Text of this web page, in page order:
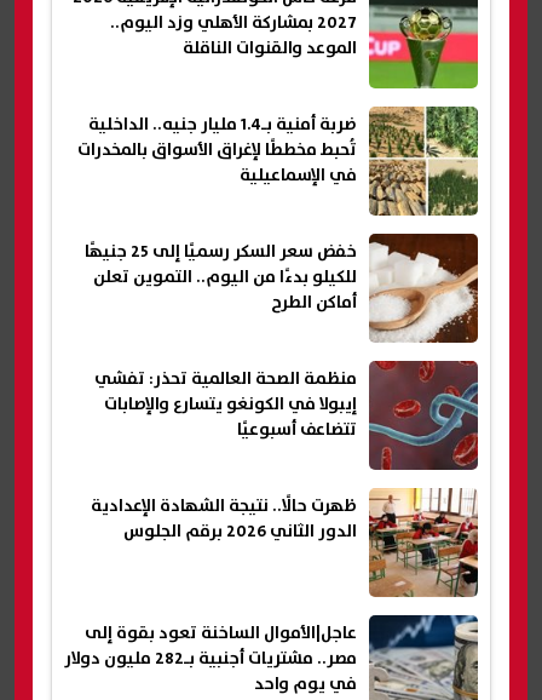
2027 بمشاركة الأهلي وزد اليوم..
الموعد والقنوات الناقلة
ضربة أمنية بـ1.4 مليار جنيه.. الداخلية
تُحبط مخططًا لإغراق الأسواق بالمخدرات
في الإسماعيلية
خفض سعر السكر رسميًا إلى 25 جنيهًا
للكيلو بدءًا من اليوم.. التموين تعلن
أماكن الطرح
منظمة الصحة العالمية تحذر: تفشي
إيبولا في الكونغو يتسارع والإصابات
تتضاعف أسبوعيًا
ظهرت حالًا.. نتيجة الشهادة الإعدادية
الدور الثاني 2026 برقم الجلوس
عاجل|الأموال الساخنة تعود بقوة إلى
مصر.. مشتريات أجنبية بـ282 مليون دولار
في يوم واحد